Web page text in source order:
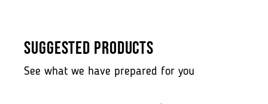
SUGGESTED PRODUCTS
See what we have prepared for you